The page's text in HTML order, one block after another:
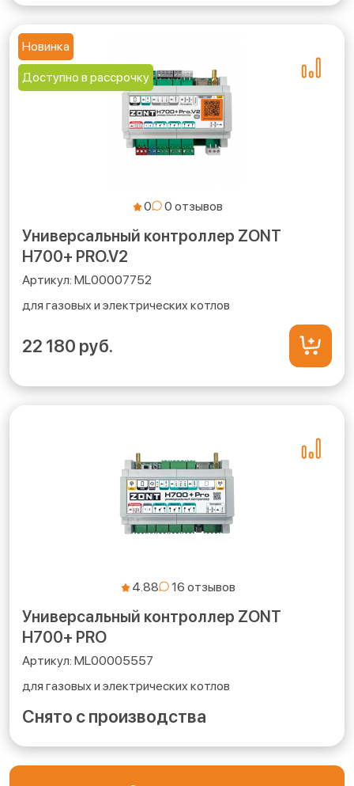
Новинка
Доступно в рассрочку
0
Универсальный контроллер ZONT
H700+ PRO.V2
ML00007752
для газовых и электрических котлов
22 180 руб.
4.88
Универсальный контроллер ZONT
H700+ PRO
ML00005557
для газовых и электрических котлов
Снято с производства